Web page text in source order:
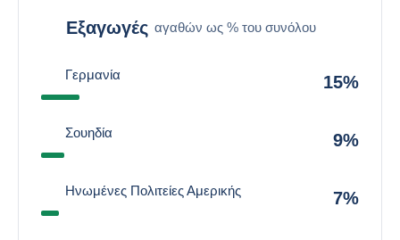
Εξαγωγές αγαθών ως % του συνόλου
Γερμανία 15%
Σουηδία 9%
Ηνωμένες Πολιτείες Αμερικής 7%